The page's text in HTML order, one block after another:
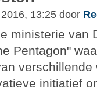
13:25 door
ministerie van
Pentagon"
initiatief